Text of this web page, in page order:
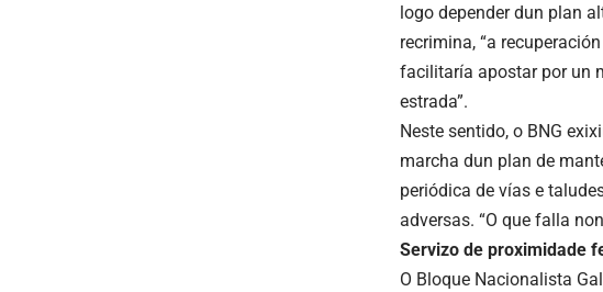
logo depender dun plan
recrimina, “a
facilitaría apostar por un
estrada”.
Neste sentido, o BNG
marcha dun plan de
periódica de vías e
adversas. “O que falla
Servizo de proximidade
O Bloque Nacionalista